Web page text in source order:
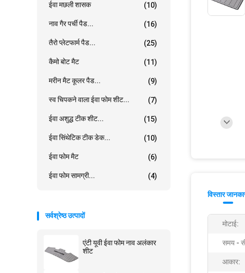
ईवा मछली शासक (10)
नाव गैर पर्ची पैड... (16)
तैरो प्लेटफार्म पैड... (25)
कैमो बोट मैट (11)
मरीन मैट कूलर पैड... (9)
स्व चिपकने वाला ईवा फोम शीट... (7)
ईवा अशुद्ध टीक शीट... (15)
ईवा सिंथेटिक टीक डेक... (10)
ईवा फोम मैट (6)
ईवा फोम सामग्री... (4)
सर्वश्रेष्ठ उत्पादों
एंटी यूवी ईवा फोम नाव अलंकार
शीट
विस्तार
मोटाई:
समय -
आकार: